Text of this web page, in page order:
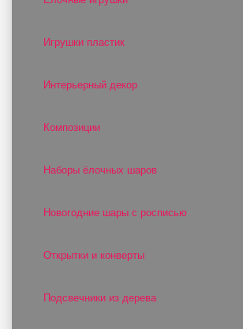
Игрушки пластик
Интерьерный декор
Композиции
Наборы ёлочных шаров
Новогодние шары с росписью
Открытки и конверты
Подсвечники из дерева